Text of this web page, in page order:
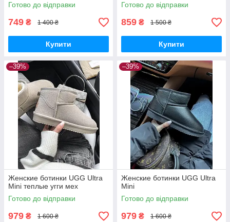
Готово до відправки
749 ₴ 1 400 ₴
Купити
Готово до відправки
859 ₴ 1 500 ₴
Купити
–39%
Женские ботинки UGG Ultra
Mini теплые угги мех
Готово до відправки
979 ₴ 1 600 ₴
–39%
Женские ботинки UGG Ultra
Mini
Готово до відправки
979 ₴ 1 600 ₴